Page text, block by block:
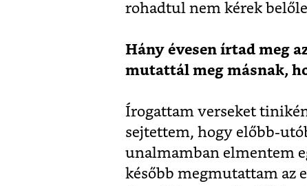
rohadtul nem kérek
Hány évesen írtad meg
mutattál meg másnak,
Írogattam verseket
sejtettem, hogy előbb-
unalmamban elmentem
később megmutattam az